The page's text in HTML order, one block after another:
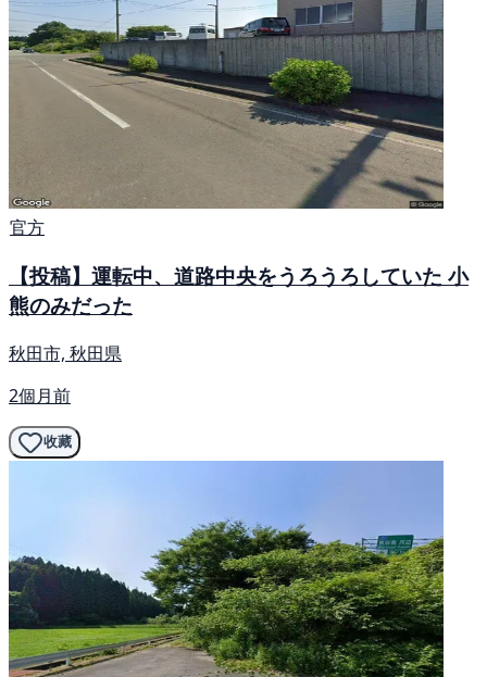
官方
【投稿】運転中、道路中央をうろうろしていた 小
熊のみだった
秋田市, 秋田県
2個月前
收藏